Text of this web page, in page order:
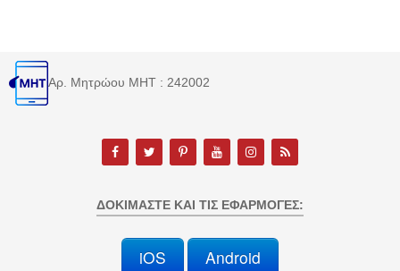
Αρ. Μητρώου MHT : 242002
ΔΟΚΙΜΆΣΤΕ ΚΑΙ ΤΙΣ ΕΦΑΡΜΟΓΈΣ:
iOS Android